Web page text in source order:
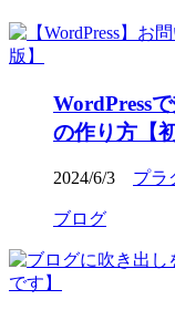
WordPress
の作り方【
2024/6/3 プラ
ブログ